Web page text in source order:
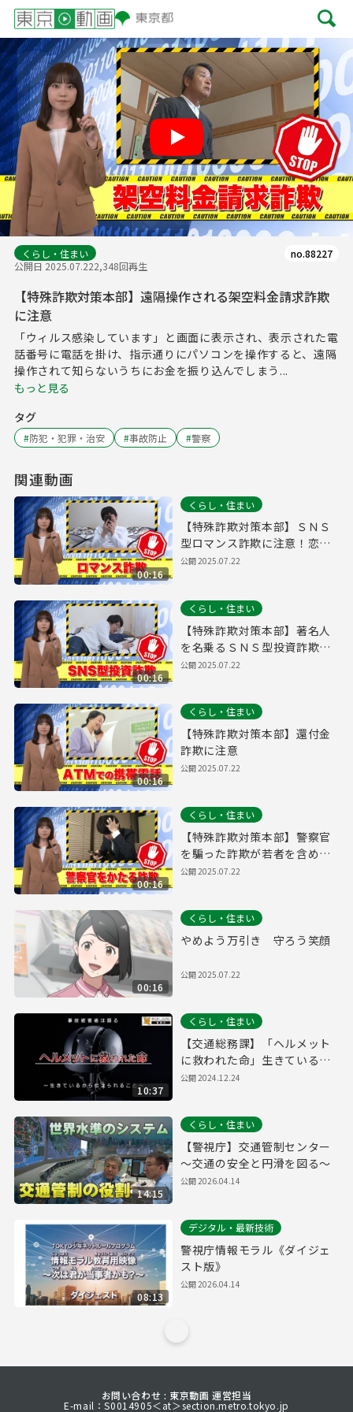
Play
くらし・住まい
公開日 2025.07.222,348回再生
no.88227
【特殊詐欺対策本部】遠隔操作される架空料金請求詐欺
に注意
「ウィルス感染しています」と画面に表示され、表示された電
話番号に電話を掛け、指示通りにパソコンを操作すると、遠隔
操作されて知らないうちにお金を振り込んでしまう...
もっと見る
タグ
#防犯・犯罪・治安 #事故防止 #警察
関連動画
00:16
くらし・住まい
【特殊詐欺対策本部】ＳＮＳ
型ロマンス詐欺に注意！恋の
罠にご用心！！
公開2025.07.22
00:16
くらし・住まい
【特殊詐欺対策本部】著名人
を名乗るＳＮＳ型投資詐欺に
注意！
公開2025.07.22
00:16
くらし・住まい
【特殊詐欺対策本部】還付金
詐欺に注意
公開2025.07.22
00:16
くらし・住まい
【特殊詐欺対策本部】警察官
を騙った詐欺が若者を含めた
幅広い世代に急増中！
公開2025.07.22
00:16
くらし・住まい
やめよう万引き 守ろう笑顔
公開2025.07.22
10:37
くらし・住まい
【交通総務課】「ヘルメット
に救われた命」生きているか
ら伝えられるメッセージ
公開2024.12.24
14:15
くらし・住まい
【警視庁】交通管制センター
～交通の安全と円滑を図る～
公開2026.04.14
08:13
デジタル・最新技術
警視庁情報モラル《ダイジェ
スト版》
公開2026.04.14
お問い合わせ : 東京動画 運営担当
E-mail：S0014905＜at＞section.metro.tokyo.jp